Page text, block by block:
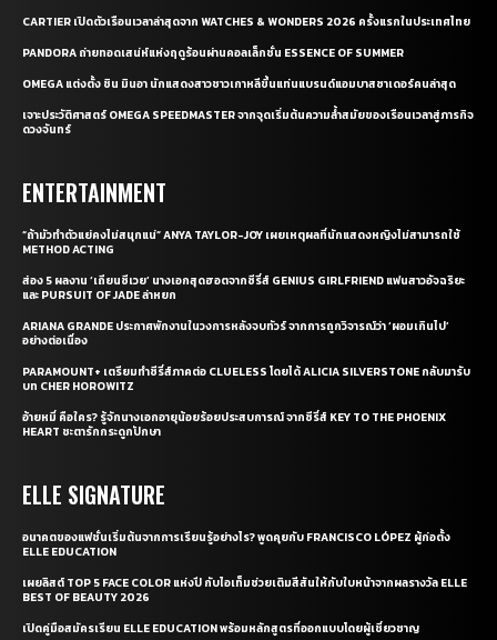
CARTIER เปิดตัวเรือนเวลาล่าสุดจาก WATCHES & WONDERS 2026 ครั้งแรกในประเทศไทย
PANDORA ถ่ายทอดเสน่ห์แห่งฤดูร้อนผ่านคอลเล็กชั่น ESSENCE OF SUMMER
OMEGA แต่งตั้ง ชิน มินอา นักแสดงสาวชาวเกาหลีขึ้นแท่นแบรนด์แอมบาสซาเดอร์คนล่าสุด
เจาะประวัติศาสตร์ OMEGA SPEEDMASTER จากจุดเริ่มต้นความล้ำสมัยของเรือนเวลาสู่ภารกิจ
ดวงจันทร์
ENTERTAINMENT
“ถ้ามัวทำตัวแย่คงไม่สนุกแน่” ANYA TAYLOR-JOY เผยเหตุผลที่นักแสดงหญิงไม่สามารถใช้
METHOD ACTING
ส่อง 5 ผลงาน ‘เถียนซีเวย’ นางเอกสุดฮอตจากซีรี่ส์ GENIUS GIRLFRIEND แฟนสาวอัจฉริยะ
และ PURSUIT OF JADE ล่าหยก
ARIANA GRANDE ประกาศพักงานในวงการหลังจบทัวร์ จากการถูกวิจารณ์ว่า ‘ผอมเกินไป’
อย่างต่อเนื่อง
PARAMOUNT+ เตรียมทำซีรี่ส์ภาคต่อ CLUELESS โดยได้ ALICIA SILVERSTONE กลับมารับ
บท CHER HOROWITZ
อ้ายหมี่ คือใคร? รู้จักนางเอกอายุน้อยร้อยประสบการณ์ จากซีรี่ส์ KEY TO THE PHOENIX
HEART ชะตารักกระดูกปักษา
ELLE SIGNATURE
อนาคตของแฟชั่นเริ่มต้นจากการเรียนรู้อย่างไร? พูดคุยกับ FRANCISCO LÓPEZ ผู้ก่อตั้ง
ELLE EDUCATION
เผยลิสต์ TOP 5 FACE COLOR แห่งปี กับไอเท็มช่วยเติมสีสันให้กับใบหน้าจากผลรางวัล ELLE
BEST OF BEAUTY 2026
เปิดคู่มือสมัครเรียน ELLE EDUCATION พร้อมหลักสูตรที่ออกแบบโดยผู้เชี่ยวชาญ